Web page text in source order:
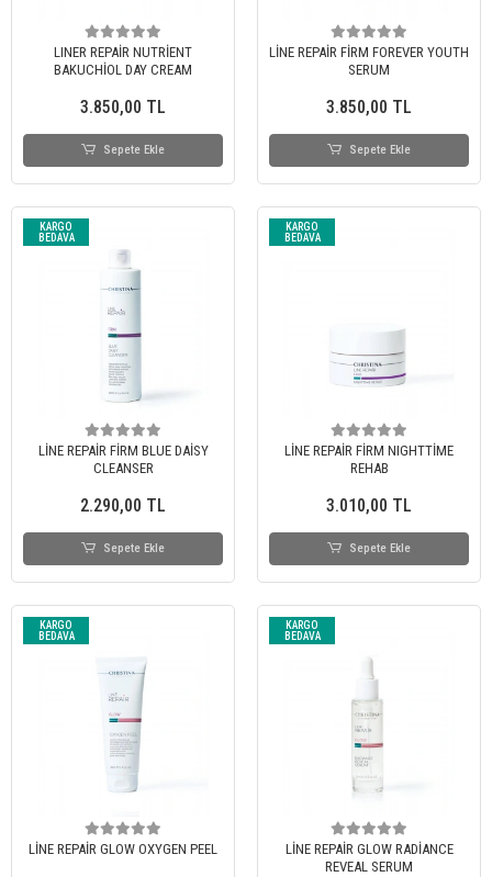
LINER REPAİR NUTRİENT
BAKUCHİOL DAY CREAM
3.850,00 TL
Sepete Ekle
LİNE REPAİR FİRM FOREVER YOUTH
SERUM
3.850,00 TL
Sepete Ekle
KARGO
BEDAVA
LİNE REPAİR FİRM BLUE DAİSY
CLEANSER
2.290,00 TL
Sepete Ekle
KARGO
BEDAVA
LİNE REPAİR FİRM NIGHTTİME
REHAB
3.010,00 TL
Sepete Ekle
KARGO
BEDAVA
LİNE REPAİR GLOW OXYGEN PEEL
KARGO
BEDAVA
LİNE REPAİR GLOW RADİANCE
REVEAL SERUM